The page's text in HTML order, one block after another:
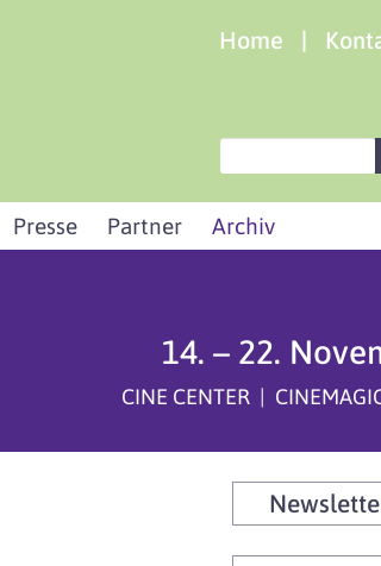
Home |
Presse Partner Archiv
14. – 22.
CINE CENTER |